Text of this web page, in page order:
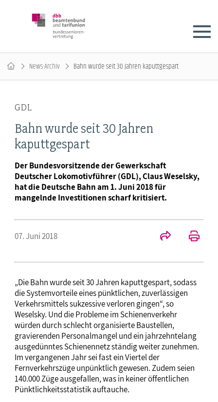
News-Archiv Bahn wurde seit 30 Jahren kaputtgespart
GDL
Bahn wurde seit 30 Jahren
kaputtgespart
Der Bundesvorsitzende der Gewerkschaft
Deutscher Lokomotivführer (GDL), Claus Weselsky,
hat die Deutsche Bahn am 1. Juni 2018 für
mangelnde Investitionen scharf kritisiert.
07. Juni 2018
„Die Bahn wurde seit 30 Jahren kaputtgespart, sodass
die Systemvorteile eines pünktlichen, zuverlässigen
Verkehrsmittels sukzessive verloren gingen“, so
Weselsky. Und die Probleme im Schienenverkehr
würden durch schlecht organisierte Baustellen,
gravierenden Personalmangel und ein jahrzehntelang
ausgedünntes Schienennetz ständig weiter zunehmen.
Im vergangenen Jahr sei fast ein Viertel der
Fernverkehrszüge unpünktlich gewesen. Zudem seien
140.000 Züge ausgefallen, was in keiner öffentlichen
Pünktlichkeitsstatistik auftauche.